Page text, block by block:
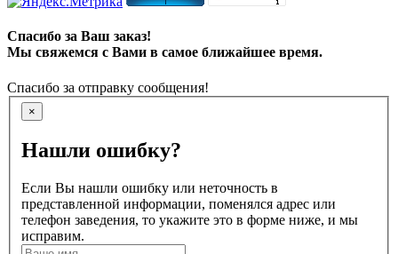
Спасибо за Ваш заказ!
Мы свяжемся с Вами в самое ближайшее время.
Спасибо за отправку сообщения!
×
Нашли ошибку?
Если Вы нашли ошибку или неточность в
представленной информации, поменялся адрес или
телефон заведения, то укажите это в форме ниже, и мы
исправим.